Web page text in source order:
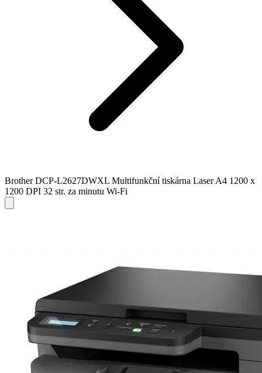
Brother DCP-L2627DWXL Multifunkční tiskárna Laser A4 1200 x
1200 DPI 32 str. za minutu Wi-Fi